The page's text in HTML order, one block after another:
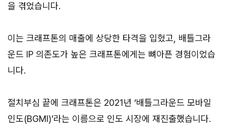
을 겪었습니다.
이는 크래프톤의 매출에 상당한 타격을 입혔고, 배틀그라
운드 IP 의존도가 높은 크래프톤에게는 뼈아픈 경험이었습
니다.
절치부심 끝에 크래프톤은 2021년 ‘배틀그라운드 모바일
인도(BGMI)’라는 이름으로 인도 시장에 재진출했습니다.